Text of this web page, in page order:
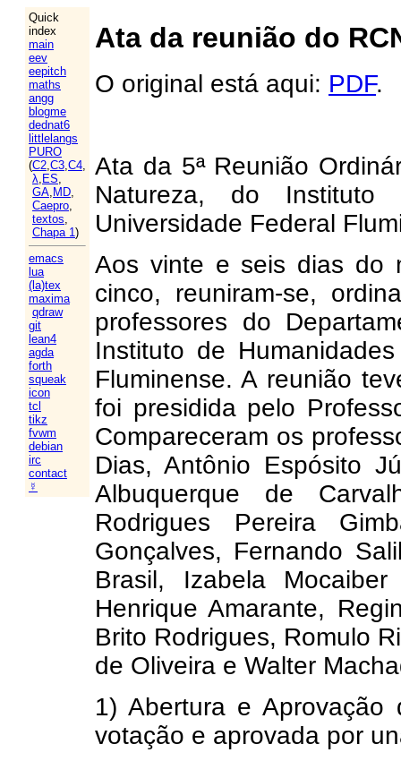
Quick
index
main
eev
eepitch
maths
angg
blogme
dednat6
littlelangs
PURO
(C2,C3,C4,
λ, ES,
GA, MD,
Caepro,
textos,
Chapa 1)
emacs
lua
(la)tex
maxima
qdraw
git
lean4
agda
forth
squeak
icon
tcl
tikz
fvwm
debian
irc
contact
☿
Ata da reunião do
O original está aqui: PDF.
Ata da 5ª Reunião
Natureza, do
Universidade Federal
Aos vinte e seis dias do
cinco, reuniram-se,
professores do
Instituto de
Fluminense. A reunião
foi presidida pelo
Compareceram os
Dias, Antônio Espósito
Albuquerque de
Rodrigues Pereira
Gonçalves, Fernando
Brasil, Izabela
Henrique Amarante,
Brito Rodrigues, Romulo
de Oliveira e Walter
1) Abertura e
votação e aprovada por